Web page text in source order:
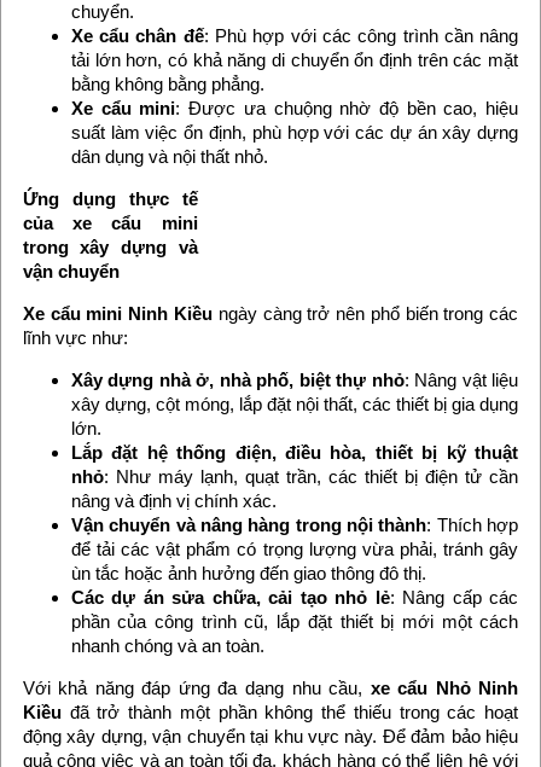
chuyển.
Xe cẩu chân đế: Phù hợp với các công trình cần nâng
tải lớn hơn, có khả năng di chuyển ổn định trên các mặt
bằng không bằng phẳng.
Xe cẩu mini: Được ưa chuộng nhờ độ bền cao, hiệu
suất làm việc ổn định, phù hợp với các dự án xây dựng
dân dụng và nội thất nhỏ.
Ứng dụng thực tế
của xe cẩu mini
trong xây dựng và
vận chuyển
Xe cẩu mini Ninh Kiềungày càng trở nên phổ biến trong các
lĩnh vực như:
Xây dựng nhà ở, nhà phố, biệt thự nhỏ: Nâng vật liệu
xây dựng, cột móng, lắp đặt nội thất, các thiết bị gia dụng
lớn.
Lắp đặt hệ thống điện, điều hòa, thiết bị kỹ thuật
nhỏ: Như máy lạnh, quạt trần, các thiết bị điện tử cần
nâng và định vị chính xác.
Vận chuyển và nâng hàng trong nội thành: Thích hợp
để tải các vật phẩm có trọng lượng vừa phải, tránh gây
ùn tắc hoặc ảnh hưởng đến giao thông đô thị.
Các dự án sửa chữa, cải tạo nhỏ lẻ: Nâng cấp các
phần của công trình cũ, lắp đặt thiết bị mới một cách
nhanh chóng và an toàn.
Với khả năng đáp ứng đa dạng nhu cầu, xe cẩu Nhỏ Ninh
Kiềuđã trở thành một phần không thể thiếu trong các hoạt
động xây dựng, vận chuyển tại khu vực này. Để đảm bảo hiệu
quả công việc và an toàn tối đa, khách hàng có thể liên hệ với